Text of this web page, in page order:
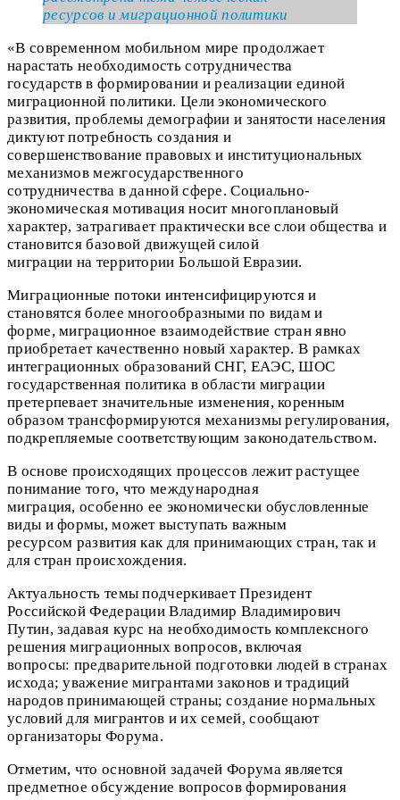
ресурсов и миграционной политики
«В современном мобильном мире продолжает
нарастать необходимость сотрудничества
государств в формировании и реализации единой
миграционной политики. Цели экономического
развития, проблемы демографии и занятости населения
диктуют потребность создания и
совершенствование правовых и институциональных
механизмов межгосударственного
сотрудничества в данной сфере. Социально-
экономическая мотивация носит многоплановый
характер, затрагивает практически все слои общества и
становится базовой движущей силой
миграции на территории Большой Евразии.
Миграционные потоки интенсифицируются и
становятся более многообразными по видам и
форме, миграционное взаимодействие стран явно
приобретает качественно новый характер. В рамках
интеграционных образований СНГ, ЕАЭС, ШОС
государственная политика в области миграции
претерпевает значительные изменения, коренным
образом трансформируются механизмы регулирования,
подкрепляемые соответствующим законодательством.
В основе происходящих процессов лежит растущее
понимание того, что международная
миграция, особенно ее экономически обусловленные
виды и формы, может выступать важным
ресурсом развития как для принимающих стран, так и
для стран происхождения.
Актуальность темы подчеркивает Президент
Российской Федерации Владимир Владимирович
Путин, задавая курс на необходимость комплексного
решения миграционных вопросов, включая
вопросы: предварительной подготовки людей в странах
исхода; уважение мигрантами законов и традиций
народов принимающей страны; создание нормальных
условий для мигрантов и их семей, сообщают
организаторы Форума.
Отметим, что основной задачей Форума является
предметное обсуждение вопросов формирования